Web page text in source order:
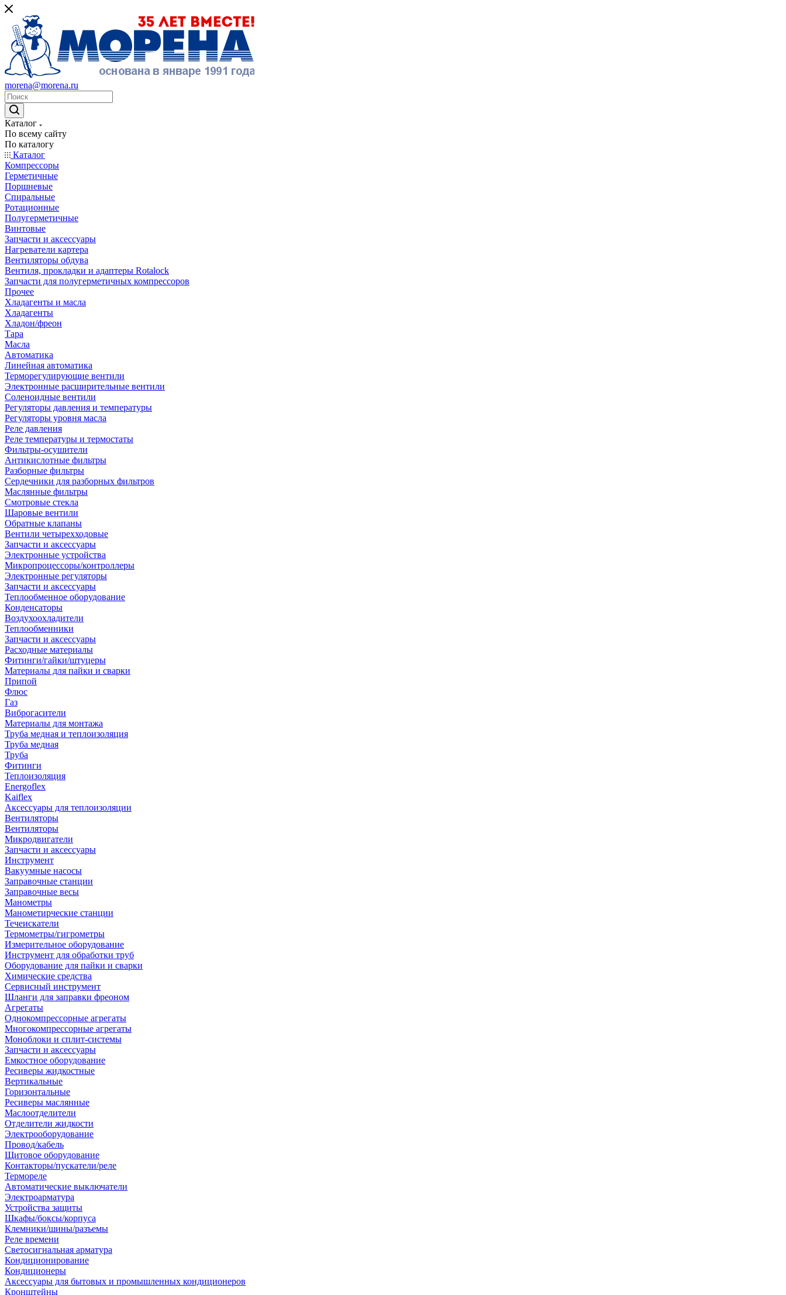
morena@morena.ru
Каталог
По всему сайту
По каталогу
Каталог
Компрессоры
Герметичные
Поршневые
Спиральные
Ротационные
Полугерметичные
Винтовые
Запчасти и аксессуары
Нагреватели картера
Вентиляторы обдува
Вентиля, прокладки и адаптеры Rotalock
Запчасти для полугерметичных компрессоров
Прочее
Хладагенты и масла
Хладагенты
Хладон/фреон
Тара
Масла
Автоматика
Линейная автоматика
Терморегулирующие вентили
Электронные расширительные вентили
Соленоидные вентили
Регуляторы давления и температуры
Регуляторы уровня масла
Реле давления
Реле температуры и термостаты
Фильтры-осушители
Антикислотные фильтры
Разборные фильтры
Сердечники для разборных фильтров
Маслянные фильтры
Смотровые стекла
Шаровые вентили
Обратные клапаны
Вентили четырехходовые
Запчасти и аксессуары
Электронные устройства
Микропроцессоры/контроллеры
Электронные регуляторы
Запчасти и аксессуары
Теплообменное оборудование
Конденсаторы
Воздухоохладители
Теплообменники
Запчасти и аксессуары
Расходные материалы
Фитинги/гайки/штуцеры
Материалы для пайки и сварки
Припой
Флюс
Газ
Виброгасители
Материалы для монтажа
Труба медная и теплоизоляция
Труба медная
Труба
Фитинги
Теплоизоляция
Energoflex
Kaiflex
Аксессуары для теплоизоляции
Вентиляторы
Вентиляторы
Микродвигатели
Запчасти и аксессуары
Инструмент
Вакуумные насосы
Заправочные станции
Заправочные весы
Манометры
Манометирческие станции
Течеискатели
Термометры/гигрометры
Измерительное оборудование
Инструмент для обработки труб
Оборудование для пайки и сварки
Химические средства
Сервисный инструмент
Шланги для заправки фреоном
Агрегаты
Однокомпрессорные агрегаты
Многокомпрессорные агрегаты
Моноблоки и сплит-системы
Запчасти и аксессуары
Емкостное оборудование
Ресиверы жидкостные
Вертикальные
Горизонтальные
Ресиверы маслянные
Маслоотделители
Отделители жидкости
Электрооборудование
Провод/кабель
Щитовое оборудование
Контакторы/пускатели/реле
Термореле
Автоматические выключатели
Электроарматура
Устройства защиты
Шкафы/боксы/корпуса
Клемники/шины/разъемы
Реле времени
Светосигнальная арматура
Кондиционирование
Кондиционеры
Аксессуары для бытовых и промышленных кондиционеров
Кронштейны